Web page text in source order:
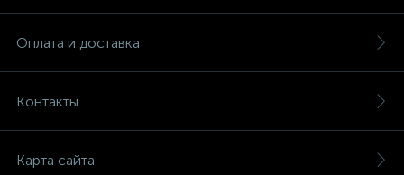
Оплата и доставка
Контакты
Карта сайта